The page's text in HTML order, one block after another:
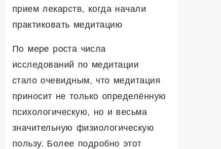
прием лекарств, когда начали
практиковать медитацию
По мере роста числа
исследований по медитации
стало очевидным, что медитация
приносит не только определённую
психологическую, но и весьма
значительную физиологическую
пользу. Более подробно этот